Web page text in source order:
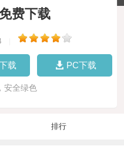
费下载
载 PC下载
安全绿色
排行